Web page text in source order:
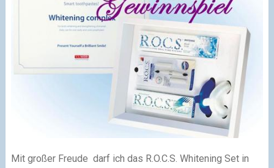
Mit großer Freude darf ich das R.O.C.S. Whitening Set in